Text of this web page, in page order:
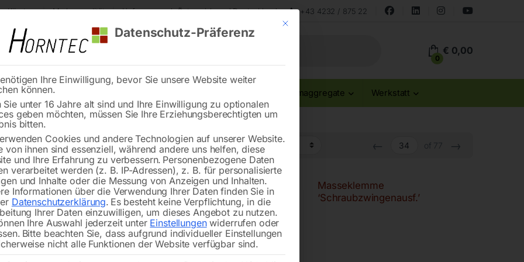
Kärnten Markenqualität Lieferung nach Österreich und Deutschland +43 4232 / 875 22
0
€ 0,00
Reinigung Stromaggregate Werkstatt
← of 77 →
‘Mit
Masseklemme SIRIO 5
‘Schraubzwingenausf.’
Masseklemme
‘Schraubzwingenausf.’
Mit diesem Button wird der Dialog geschlossen. Seine Funktionalität ist
Datenschutz-Präferenz
Ihre Einwilligung, bevor Sie unsere Website weiter
können.
Sie unter 16 Jahre alt sind und Ihre Einwilligung zu optionalen
geben möchten, müssen Sie Ihre Erziehungsberechtigten um
bitten.
Cookies und andere Technologien auf unserer Website.
von ihnen sind essenziell, während andere uns helfen, diese
und Ihre Erfahrung zu verbessern. Personenbezogene Daten
verarbeitet werden (z. B. IP-Adressen), z. B. für personalisierte
und Inhalte oder die Messung von Anzeigen und Inhalten.
Informationen über die Verwendung Ihrer Daten finden Sie in
Datenschutzerklärung. Es besteht keine Verpflichtung, in die
Ihrer Daten einzuwilligen, um dieses Angebot zu nutzen.
Ihre Auswahl jederzeit unter Einstellungenwiderrufen oder
Bitte beachten Sie, dass aufgrund individueller Einstellungen
nicht alle Funktionen der Website verfügbar sind.